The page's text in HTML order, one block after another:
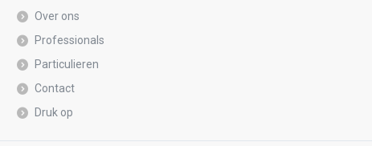
Over ons
Professionals
Particulieren
Contact
Druk op